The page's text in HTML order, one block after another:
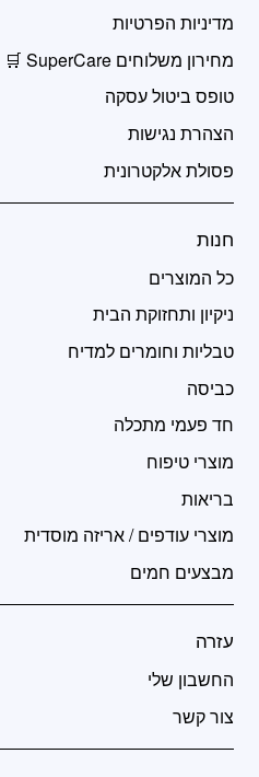
מדיניות הפרטיות
מחירון משלוחים SuperCare 🛒
טופס ביטול עסקה
הצהרת נגישות
פסולת אלקטרונית
חנות
כל המוצרים
ניקיון ותחזוקת הבית
טבליות וחומרים למדיח
כביסה
חד פעמי מתכלה
מוצרי טיפוח
בריאות
מוצרי עודפים / אריזה מוסדית
מבצעים חמים
עזרה
החשבון שלי
צור קשר